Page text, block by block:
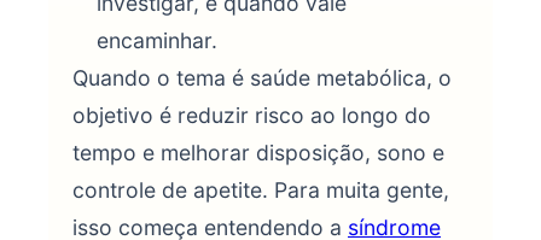
encaminhar.
Quando o tema é saúde metabólica, o
objetivo é reduzir risco ao longo do
tempo e melhorar disposição, sono e
controle de apetite. Para muita gente,
isso começa entendendo a síndrome